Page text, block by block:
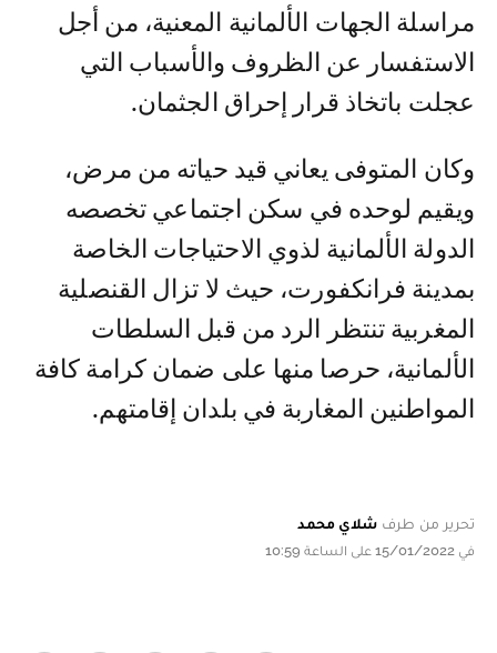
مراسلة الجهات الألمانية المعنية، من أجل
الاستفسار عن الظروف والأسباب التي
عجلت باتخاذ قرار إحراق الجثمان.
وكان المتوفى يعاني قيد حياته من مرض،
ويقيم لوحده في سكن اجتماعي تخصصه
الدولة الألمانية لذوي الاحتياجات الخاصة
بمدينة فرانكفورت، حيث لا تزال القنصلية
المغربية تنتظر الرد من قبل السلطات
الألمانية، حرصا منها على ضمان كرامة كافة
المواطنين المغاربة في بلدان إقامتهم.
تحرير من طرف شلاي محمد
في 15/01/2022 على الساعة 10:59